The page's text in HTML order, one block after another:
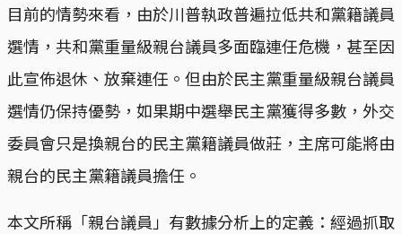
目前的情勢來看，由於川普執政普遍拉低共和黨籍議員
選情，共和黨重量級親台議員多面臨連任危機，甚至因
此宣佈退休、放棄連任。但由於民主黨重量級親台議員
選情仍保持優勢，如果期中選舉民主黨獲得多數，外交
委員會只是換親台的民主黨籍議員做莊，主席可能將由
親台的民主黨籍議員擔任。
本文所稱「親台議員」有數據分析上的定義：經過抓取